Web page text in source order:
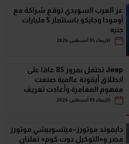
عز العرب السويدي توقع شراكة مع
أومودا وجايكو باستثمار 5 مليارات
جنيه
الأربعاء 05 أغسطس 2026
Jeep تحتفل بمرور 85 عامًا على
انطلاق أيقونة عالمية صنعت
مفهوم المغامرة وأعادت تعريف
سيارات الـ SUV
الأربعاء 05 أغسطس 2026
دايموند موتورز–ميتسوبيشي موتورز
مصر و«التوكيل دوت كوم» تعلنان